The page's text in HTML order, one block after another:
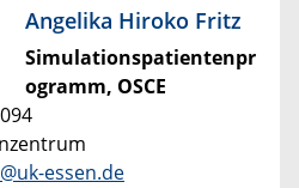
Angelika Hiroko Fritz
Simulationspatientenpr
ogramm, OSCE
essen.de